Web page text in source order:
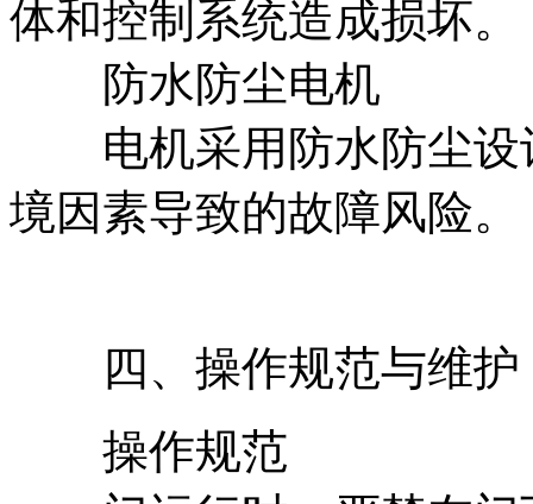
体和控制系统造成损坏。
防水防尘电机
电机采用防水防尘设
境因素导致的故障风险。
四、操作规范与维护
操作规范